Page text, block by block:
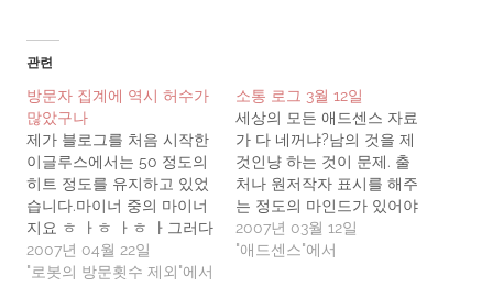
관련
방문자 집계에 역시 허수가
많았구나
제가 블로그를 처음 시작한
이글루스에서는 50 정도의
히트 정도를 유지하고 있었
습니다.마이너 중의 마이너
지요 ㅎ ㅏㅎ ㅏㅎ ㅏ그러다
가 티스토리로 옮겨와서 한
달 정도 지내보니어느새 방
2007년 04월 22일
"로봇의 방문횟수 제외"에서
소통 로그 3월 12일
세상의 모든 애드센스 자료
가 다 네꺼냐?남의 것을 제
것인냥 하는 것이 문제. 출
처나 원저작자 표시를 해주
는 정도의 마인드가 있어야
하는데...그런면에서 최근에
티스토리가 불펌을 방지해
2007년 03월 12일
"애드센스"에서